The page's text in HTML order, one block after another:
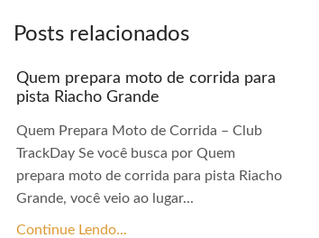
Posts relacionados
Quem prepara moto de corrida para
pista Riacho Grande
Quem Prepara Moto de Corrida – Club
TrackDay Se você busca por Quem
prepara moto de corrida para pista Riacho
Grande, você veio ao lugar...
Continue Lendo...